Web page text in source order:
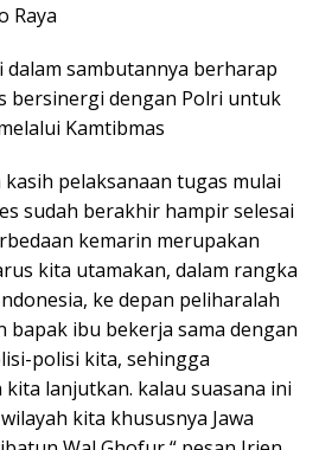
Raya
dalam sambutannya berharap
bersinergi dengan Polri untuk
Kamtibmas
kasih pelaksanaan tugas mulai
sudah berakhir hampir selesai
kemarin merupakan
kita utamakan, dalam rangka
ke depan peliharalah
bapak ibu bekerja sama dengan
polisi kita, sehingga
lanjutkan. kalau suasana ini
kita khususnya Jawa